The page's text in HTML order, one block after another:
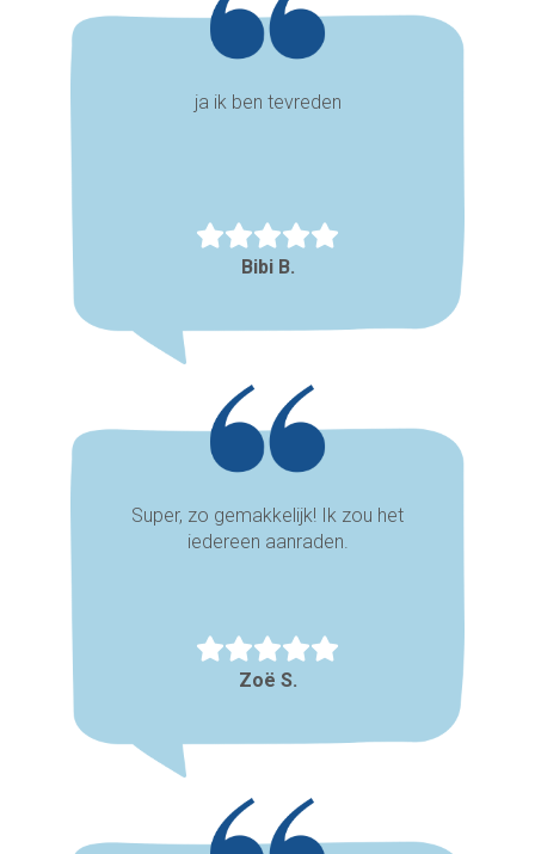
ja ik ben tevreden
Bibi B.
Super, zo gemakkelijk! Ik zou het
iedereen aanraden.
Zoë S.